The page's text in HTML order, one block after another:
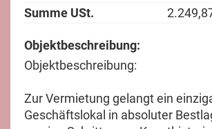
Summe USt.
Objektbeschreibung:
Objektbeschreibung:
Zur Vermietung gelangt ein
Geschäftslokal in absoluter